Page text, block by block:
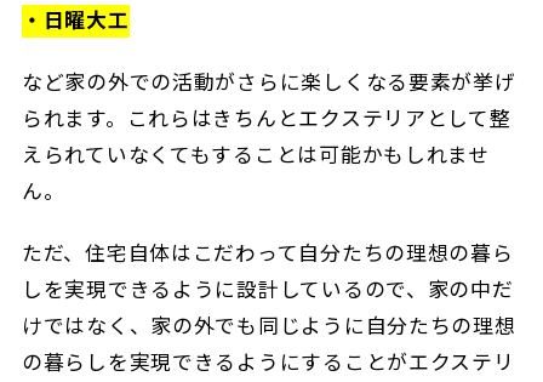
・日曜大工
など家の外での活動がさらに楽しくなる要素が挙げ
られます。これらはきちんとエクステリアとして整
えられていなくてもすることは可能かもしれませ
ん。
ただ、住宅自体はこだわって自分たちの理想の暮ら
しを実現できるように設計しているので、家の中だ
けではなく、家の外でも同じように自分たちの理想
の暮らしを実現できるようにすることがエクステリ